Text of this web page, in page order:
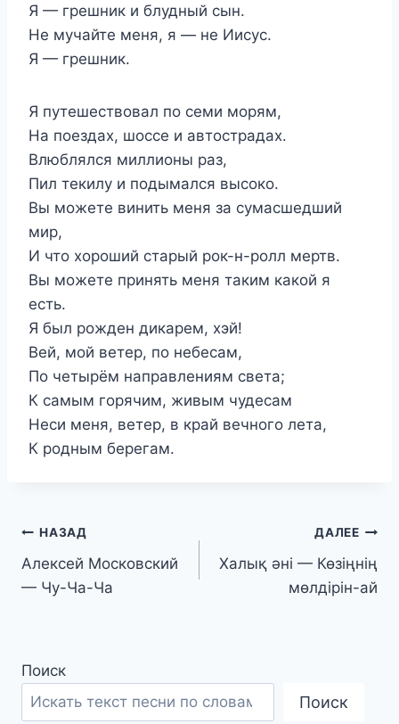
Я — грешник и блудный сын.
Не мучайте меня, я — не Иисус.
Я — грешник.
Я путешествовал по семи морям,
На поездах, шоссе и автострадах.
Влюблялся миллионы раз,
Пил текилу и подымался высоко.
Вы можете винить меня за сумасшедший
мир,
И что хороший старый рок-н-ролл мертв.
Вы можете принять меня таким какой я
есть.
Я был рожден дикарем, хэй!
Вей, мой ветер, по небесам,
По четырём направлениям света;
К самым горячим, живым чудесам
Неси меня, ветер, в край вечного лета,
К родным берегам.
Навигация
по
НАЗАД
Алексей Московский
— Чу-Ча-Ча
ДАЛЕЕ
Халық әні — Көзіңнің
мөлдірін-ай
Поиск
Поиск